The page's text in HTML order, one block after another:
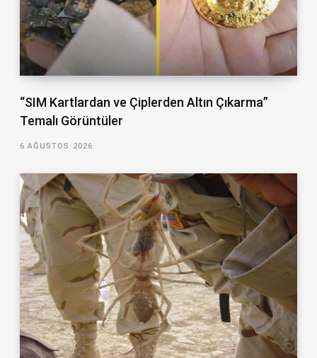
“SIM Kartlardan ve Çiplerden Altın Çıkarma”
Temalı Görüntüler
6 AĞUSTOS 2026